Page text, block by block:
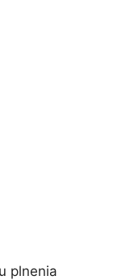
plnenia